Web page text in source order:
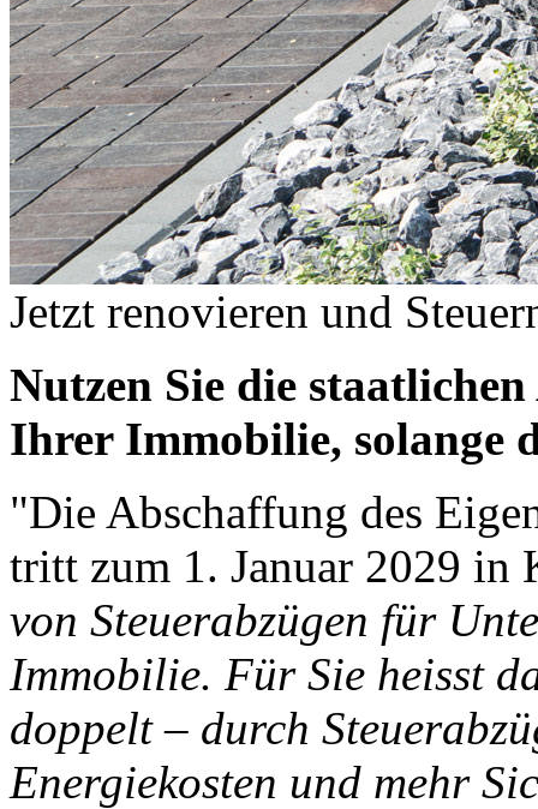
Jetzt renovieren und
Nutzen Sie die
Ihrer Immobilie, solange
"Die Abschaffung des
tritt zum 1. Januar 2029 in
von Steuerabzügen für
Immobilie. Für Sie heisst
doppelt – durch
Energiekosten und mehr